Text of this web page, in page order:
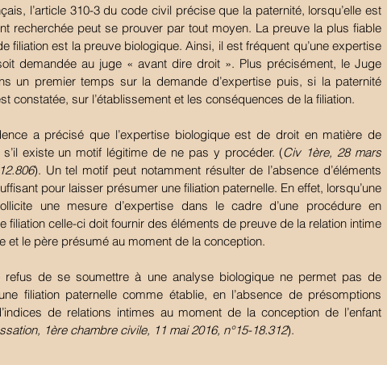
l’article 310-3 du code civil précise que la paternité, lorsqu’elle est
recherchée peut se prouver par tout moyen. La preuve la plus fiable
filiation est la preuve biologique. Ainsi, il est fréquent qu’une expertise
demandée au juge « avant dire droit ». Plus précisément, le Juge
un premier temps sur la demande d’expertise puis, si la paternité
constatée, sur l’établissement et les conséquences de la filiation.
a précisé que l’expertise biologique est de droit en matière de
s’il existe un motif légitime de ne pas y procéder. (Civ 1ère, 28 mars
). Un tel motif peut notamment résulter de l’absence d’éléments
pour laisser présumer une filiation paternelle. En effet, lorsqu’une
une mesure d’expertise dans le cadre d’une procédure en
filiation celle-ci doit fournir des éléments de preuve de la relation intime
et le père présumé au moment de la conception.
refus de se soumettre à une analyse biologique ne permet pas de
filiation paternelle comme établie, en l’absence de présomptions
de relations intimes au moment de la conception de l’enfant
1ère chambre civile, 11 mai 2016, n°15-18.312).